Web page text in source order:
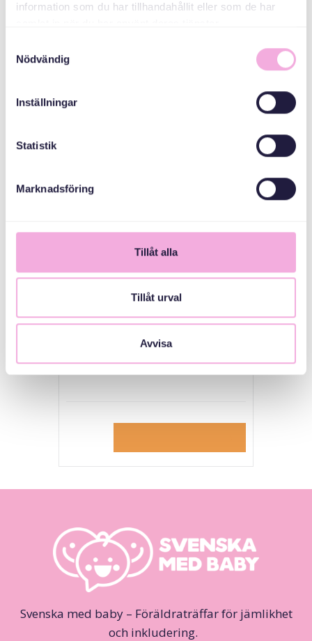
information som du har tillhandahållit eller som de har
Nödvändig
Inställningar
Statistik
Marknadsföring
Tillåt alla
Tillåt urval
Avvisa
ANMÄLAN TILL AKTIVITET
generationer möts
Gratis
Svenska med baby – Föräldraträffar för jämlikhet
och inkludering.